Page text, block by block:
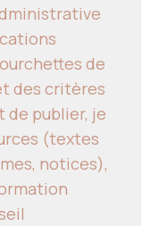
de
des critères
de publier, je
(textes
notices),